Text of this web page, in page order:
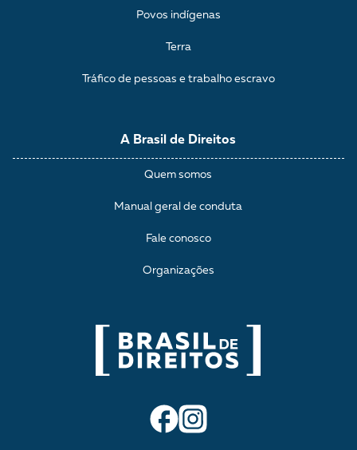
A Brasil de Direitos
Quem somos
Manual geral de conduta
Fale conosco
Organizações
Povos indígenas
Terra
Tráfico de pessoas e trabalho escravo